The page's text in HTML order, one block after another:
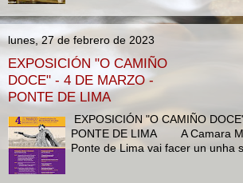
lunes, 27 de febrero de 2023
EXPOSICIÓN "O CAMIÑO
DOCE" - 4 DE MARZO -
PONTE DE LIMA
EXPOSICIÓN "O CAMIÑO
PONTE DE LIMA A Camara
Ponte de Lima vai facer un unha